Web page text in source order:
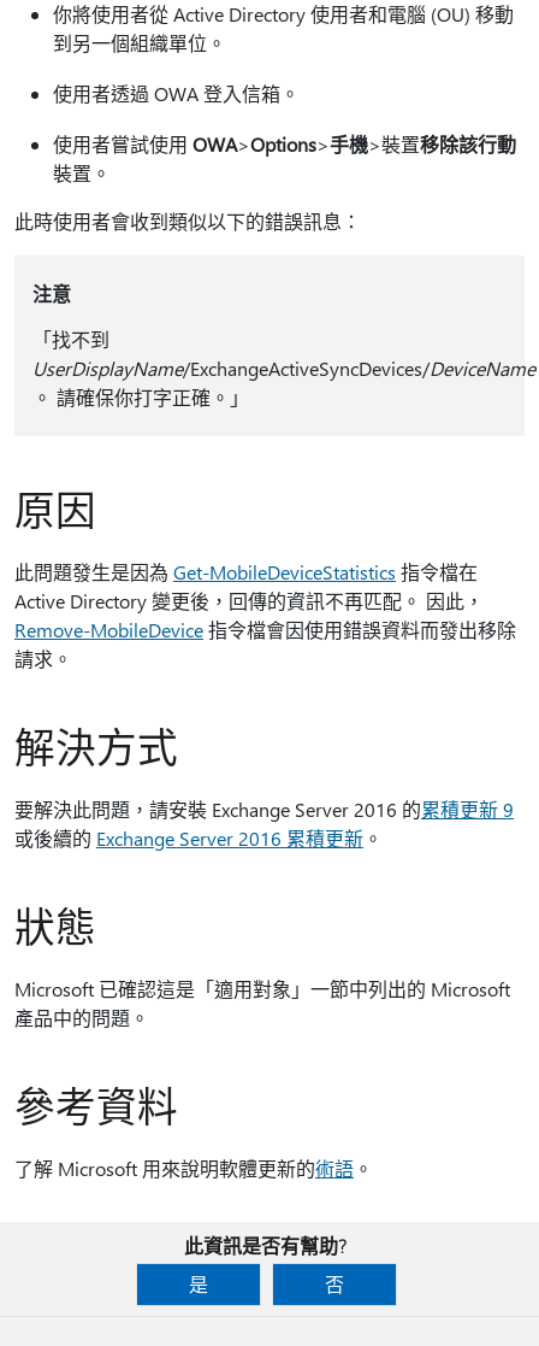
你將使用者從 Active Directory 使用者和電腦 (OU) 移動
到另一個組織單位。
使用者透過 OWA 登入信箱。
使用者嘗試使用 OWA>Options>手機>裝置移除該行動
裝置。
此時使用者會收到類似以下的錯誤訊息：
注意
「找不到
UserDisplayName/ExchangeActiveSyncDevices/DeviceName
。 請確保你打字正確。」
原因
此問題發生是因為 Get-MobileDeviceStatistics 指令檔在
Active Directory 變更後，回傳的資訊不再匹配。 因此，
Remove-MobileDevice指令檔會因使用錯誤資料而發出移除
請求。
解決方式
要解決此問題，請安裝 Exchange Server 2016 的累積更新 9
或後續的 Exchange Server 2016 累積更新 。
狀態
Microsoft 已確認這是「適用對象」一節中列出的 Microsoft
產品中的問題。
參考資料
了解 Microsoft 用來說明軟體更新的術語 。
此資訊是否有幫助?
是
否